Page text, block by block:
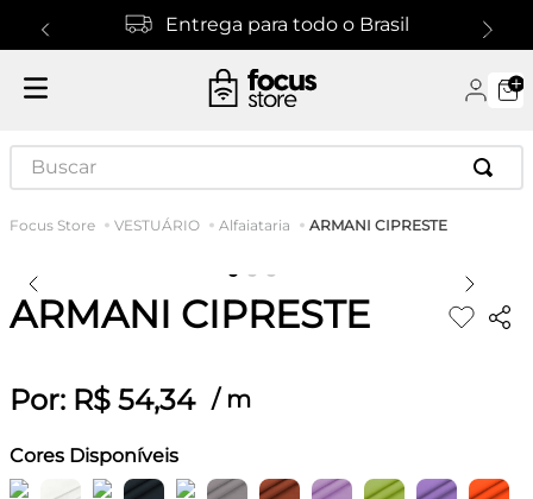
Entrega para todo o Brasil
Buscar
VESTUÁRIO Alfaiataria ARMANI CIPRESTE
ARMANI CIPRESTE
Por: R$ 54,34 / m
Cores Disponíveis